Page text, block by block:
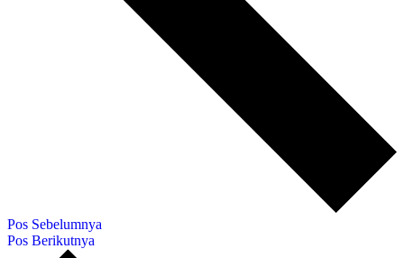
Pos Sebelumnya
Pos Berikutnya